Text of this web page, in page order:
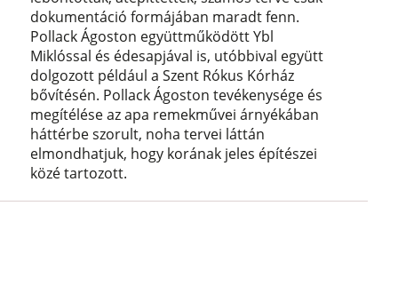
dokumentáció formájában maradt fenn.
Pollack Ágoston együttműködött Ybl
Miklóssal és édesapjával is, utóbbival együtt
dolgozott például a Szent Rókus Kórház
bővítésén. Pollack Ágoston tevékenysége és
megítélése az apa remekművei árnyékában
háttérbe szorult, noha tervei láttán
elmondhatjuk, hogy korának jeles építészei
közé tartozott.